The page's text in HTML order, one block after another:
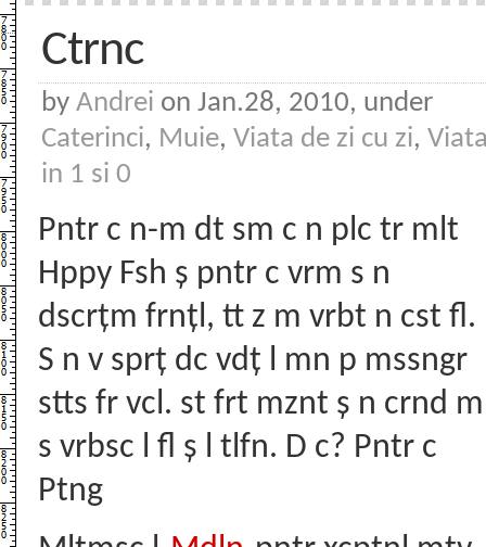
Ctrnc
by Andrei on Jan.28, 2010, under
Caterinci, Muie, Viata de zi cu zi,
in 1 si 0
Pntr c n-m dt sm c n plc tr mlt
Hppy Fsh ș pntr c vrm s n
dscrțm frnțl, tt z m vrbt n cst fl.
S n v sprț dc vdț l mn p mssngr
stts fr vcl. st frt mznt ș n crnd m
s vrbsc l fl ș l tlfn. D c? Pntr c
Ptng